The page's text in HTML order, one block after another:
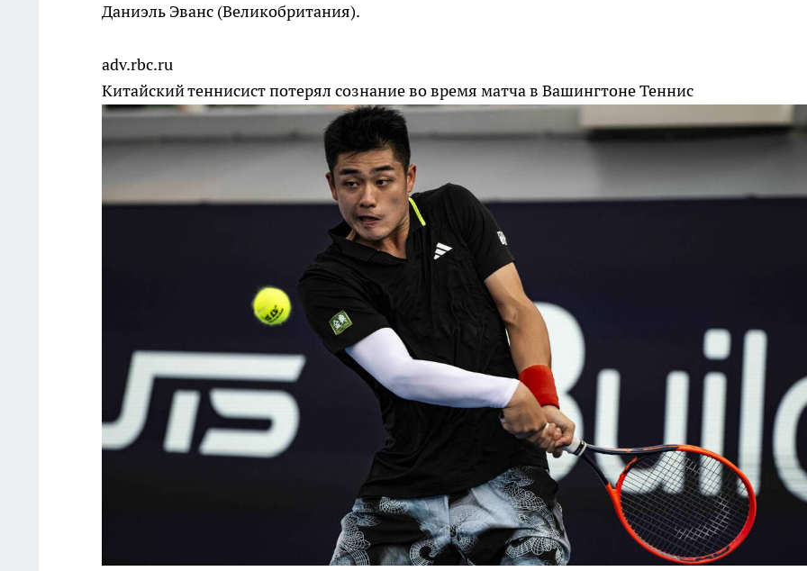
Даниэль Эванс (Великобритания).
adv.rbc.ru
Китайский теннисист потерял сознание во время матча в ВашингтонеТеннис